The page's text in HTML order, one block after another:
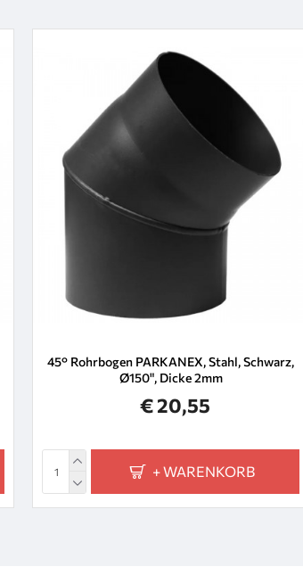
45° Rohrbogen PARKANEX, Stahl, Schwarz,
Ø150", Dicke 2mm
€ 20,55
+ WARENKORB